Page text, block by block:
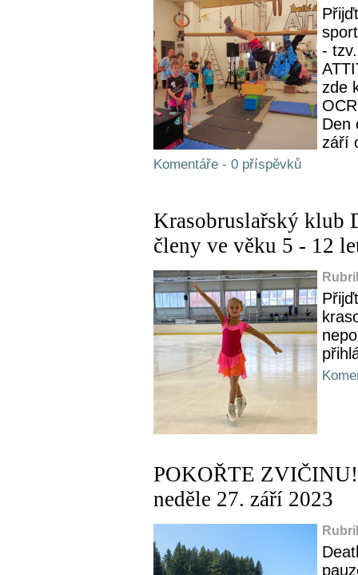
-
zde
Den
září
Komentáře - 0 příspěvků
Krasobruslařský klub
členy ve věku 5 - 12
POKOŘTE
neděle 27. září 2023